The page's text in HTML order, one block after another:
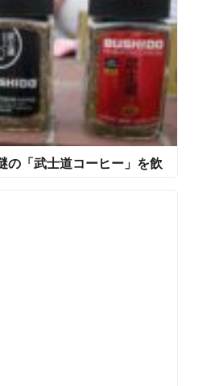
の「武士道コーヒー」を飲